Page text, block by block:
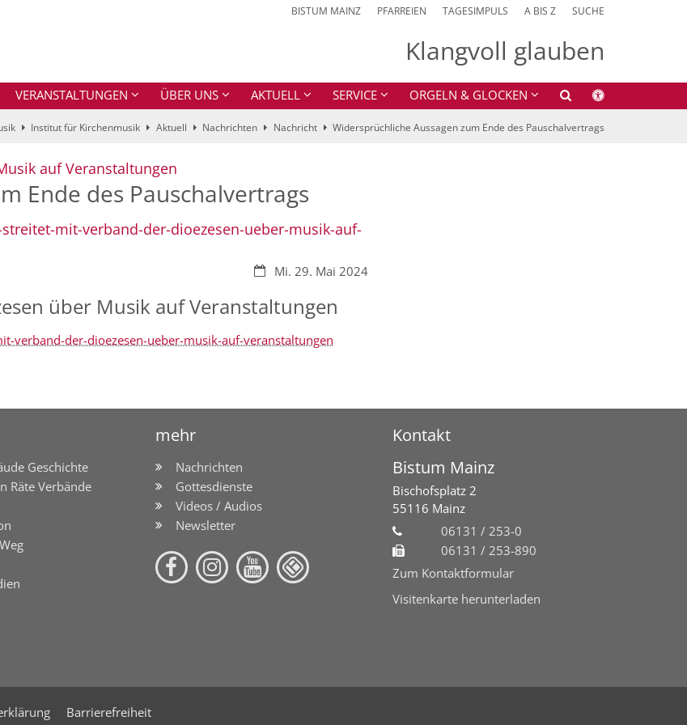
BISTUM MAINZ PFARREIEN TAGESIMPULS A BIS Z SUCHE
Klangvoll glauben
VERANSTALTUNGEN ÜBER UNS AKTUELL SERVICE ORGELN & GLOCKEN
Institut für Kirchenmusik Aktuell Nachrichten Nachricht Widersprüchliche Aussagen zum Ende des Pauschalvertrags
auf Veranstaltungen
Ende des Pauschalvertrags
mit-verband-der-dioezesen-ueber-musik-auf-
Datum:Mi. 29. Mai 2024
über Musik auf Veranstaltungen
der-dioezesen-ueber-musik-auf-veranstaltungen
mehr Kontakt
Geschichte
Räte Verbände
Nachrichten
Gottesdienste
Videos / Audios
Newsletter
Bistum Mainz
Bischofsplatz 2
55116 Mainz
06131 / 253-0
06131 / 253-890
Zum Kontaktformular
Visitenkarte herunterladen
Barrierefreiheit